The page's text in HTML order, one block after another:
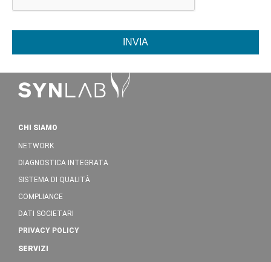
INVIA
CHI SIAMO
NETWORK
DIAGNOSTICA INTEGRATA
SISTEMA DI QUALITÀ
COMPLIANCE
DATI SOCIETARI
PRIVACY POLICY
SERVIZI